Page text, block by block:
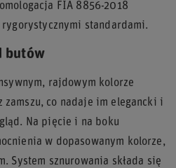
FIA 8856-2018
standardami.
butów
rajdowym kolorze
zamszu, co nadaje im elegancki i
Na pięcie i na boku
w dopasowanym kolorze,
System sznurowania składa się